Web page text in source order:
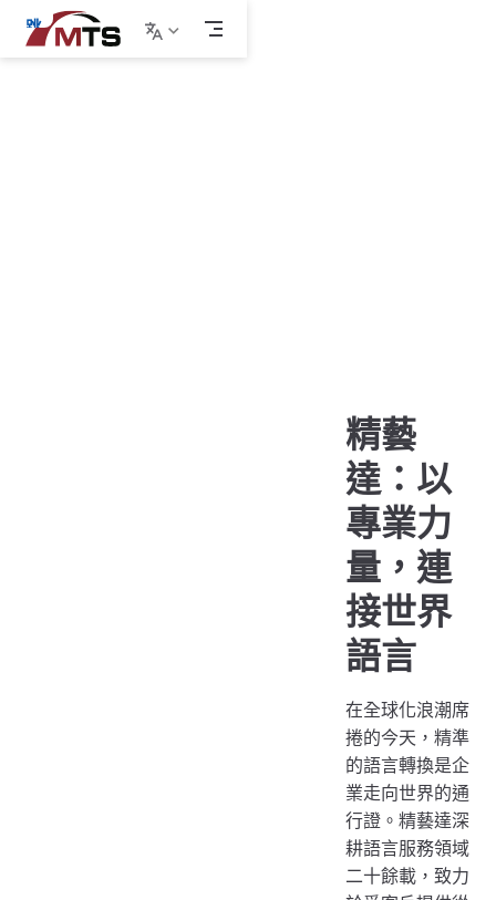
跳
至
精藝
達：以
專業力
量，連
接世界
語言
在全球化浪潮席
捲的今天，精準
的語言轉換是企
業走向世界的通
行證。精藝達深
耕語言服務領域
二十餘載，致力